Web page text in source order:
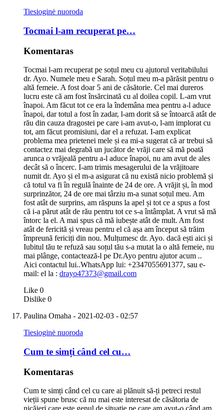
Tiesioginė nuoroda
Tocmai l-am recuperat pe…
Komentaras
Tocmai l-am recuperat pe soțul meu cu ajutorul veritabilului
dr. Ayo. Numele meu e Sarah. Soțul meu m-a părăsit pentru o
altă femeie. A fost doar 5 ani de căsătorie. Cel mai dureros
lucru este că am fost însărcinată cu al doilea copil. L-am vrut
înapoi. Am făcut tot ce era la îndemâna mea pentru a-l aduce
înapoi, dar totul a fost în zadar, l-am dorit să se întoarcă atât de
rău din cauza dragostei pe care i-am avut-o, l-am implorat cu
tot, am făcut promisiuni, dar el a refuzat. I-am explicat
problema mea prietenei mele și ea mi-a sugerat că ar trebui să
contactez mai degrabă un jucător de vrăji care să mă poată
arunca o vrăjeală pentru a-l aduce înapoi, nu am avut de ales
decât să o încerc. I-am trimis mesagerului de la vrăjitoare
numit dr. Ayo și el m-a asigurat că nu există nicio problemă și
că totul va fi în regulă înainte de 24 de ore. A vrăjit și, în mod
surprinzător, 24 de ore mai târziu m-a sunat soțul meu. Am
fost atât de surprins, am răspuns la apel și tot ce a spus a fost
că i-a părut atât de rău pentru tot ce s-a întâmplat. A vrut să mă
întorc la el. A mai spus că mă iubește atât de mult. Am fost
atât de fericită și vreau pentru el că așa am început să trăim
împreună fericiți din nou. Mulțumesc dr. Ayo. dacă ești aici și
Iubitul tău te refuză sau soțul tău s-a mutat la o altă femeie, nu
mai plânge, contactează-l pe Dr.Ayo pentru ajutor acum ..
Aici contactul lui..WhatsApp lui: +2347055691377, sau e-
mail: el la : drayo47373@gmail.com
Like 0
Dislike 0
Paulina Omaha - 2021-02-03 - 02:57
Tiesioginė nuoroda
Cum te simți când cel cu…
Komentaras
Cum te simți când cel cu care ai plănuit să-ți petreci restul
vieții spune brusc că nu mai este interesat de căsătoria de